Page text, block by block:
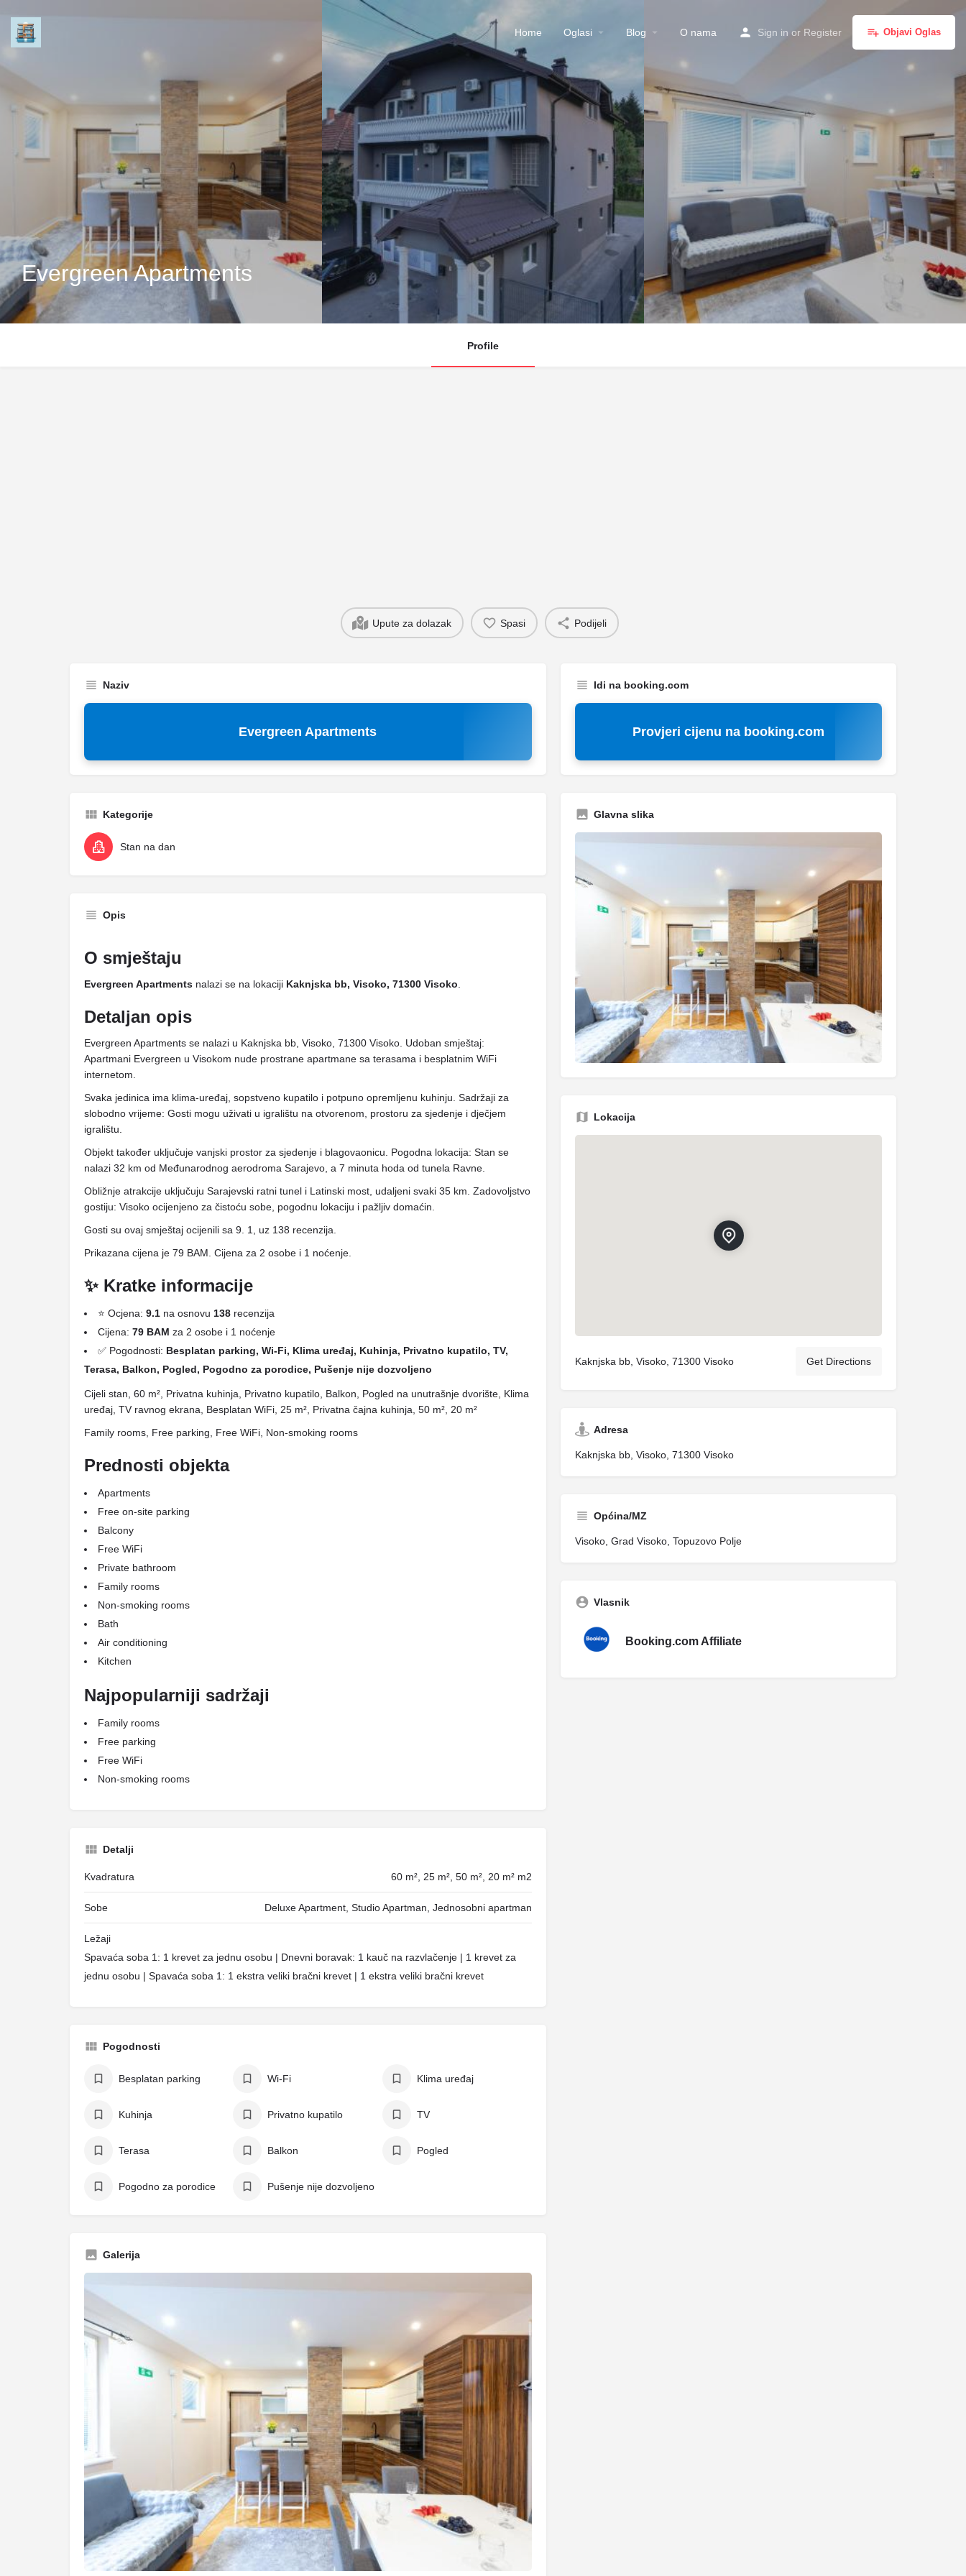
Home Oglasi Blog O nama Sign in or Register Objavi Oglas
Evergreen Apartments
Profile
Upute za dolazak Spasi Podijeli
Naziv
Evergreen Apartments
Kategorije
Stan na dan
Opis
O smještaju
Evergreen Apartments nalazi se na lokaciji Kaknjska bb, Visoko, 71300 Visoko
Detaljan opis
Evergreen Apartments se nalazi u Kaknjska bb, Visoko, 71300 Visoko. Udoban smještaj:
Apartmani Evergreen u Visokom nude prostrane apartmane sa terasama i besplatnim WiFi
internetom.
Svaka jedinica ima klima-uređaj, sopstveno kupatilo i potpuno opremljenu kuhinju. Sadržaji za
slobodno vrijeme: Gosti mogu uživati ​​u igralištu na otvorenom, prostoru za sjedenje i dječjem
igralištu.
Objekt također uključuje vanjski prostor za sjedenje i blagovaonicu. Pogodna lokacija: Stan se
nalazi 32 km od Međunarodnog aerodroma Sarajevo, a 7 minuta hoda od tunela Ravne.
Obližnje atrakcije uključuju Sarajevski ratni tunel i Latinski most, udaljeni svaki 35 km. Zadovoljstvo
gostiju: Visoko ocijenjeno za čistoću sobe, pogodnu lokaciju i pažljiv domaćin.
Gosti su ovaj smještaj ocijenili sa 9. 1, uz 138 recenzija.
Prikazana cijena je 79 BAM. Cijena za 2 osobe i 1 noćenje.
✨ Kratke informacije
⭐ Ocjena: 9.1 na osnovu 138 recenzija
Cijena: 79 BAM za 2 osobe i 1 noćenje
✅ Pogodnosti: Besplatan parking, Wi-Fi, Klima uređaj, Kuhinja, Privatno kupatilo, TV,
Terasa, Balkon, Pogled, Pogodno za porodice, Pušenje nije dozvoljeno
Cijeli stan, 60 m², Privatna kuhinja, Privatno kupatilo, Balkon, Pogled na unutrašnje dvorište, Klima
uređaj, TV ravnog ekrana, Besplatan WiFi, 25 m², Privatna čajna kuhinja, 50 m², 20 m²
Family rooms, Free parking, Free WiFi, Non-smoking rooms
Prednosti objekta
Apartments
Free on-site parking
Balcony
Free WiFi
Private bathroom
Family rooms
Non-smoking rooms
Bath
Air conditioning
Kitchen
Najpopularniji sadržaji
Family rooms
Free parking
Free WiFi
Non-smoking rooms
Detalji
Kvadratura 60 m², 25 m², 50 m², 20 m² m2
Sobe Deluxe Apartment, Studio Apartman, Jednosobni apartman
Ležaji
Spavaća soba 1: 1 krevet za jednu osobu | Dnevni boravak: 1 kauč na razvlačenje | 1 krevet za
jednu osobu | Spavaća soba 1: 1 ekstra veliki bračni krevet | 1 ekstra veliki bračni krevet
Pogodnosti
Besplatan parking Wi-Fi Klima uređaj
Kuhinja Privatno kupatilo TV
Terasa Balkon Pogled
Pogodno za porodice Pušenje nije dozvoljeno
Galerija
Idi na booking.com
Provjeri cijenu na booking.com
Glavna slika
Lokacija
Kaknjska bb, Visoko, 71300 Visoko Get Directions
Adresa
Kaknjska bb, Visoko, 71300 Visoko
Općina/MZ
Visoko, Grad Visoko, Topuzovo Polje
Vlasnik
Booking.com Affiliate